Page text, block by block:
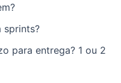
sprints?
para entrega? 1 ou 2